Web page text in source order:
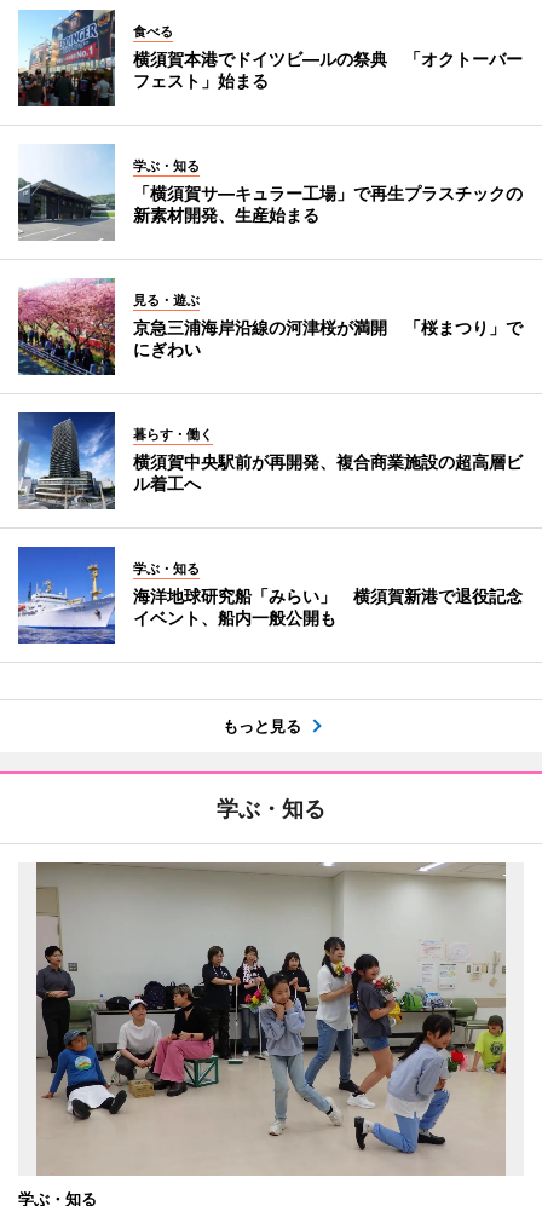
食べる
横須賀本港でドイツビ―ルの祭典 「オクトーバー
フェスト」始まる
学ぶ・知る
「横須賀サ―キュラー工場」で再生プラスチックの
新素材開発、生産始まる
見る・遊ぶ
京急三浦海岸沿線の河津桜が満開 「桜まつり」で
にぎわい
暮らす・働く
横須賀中央駅前が再開発、複合商業施設の超高層ビ
ル着工へ
学ぶ・知る
海洋地球研究船「みらい」 横須賀新港で退役記念
イベント、船内一般公開も
もっと見る
学ぶ・知る
学ぶ・知る